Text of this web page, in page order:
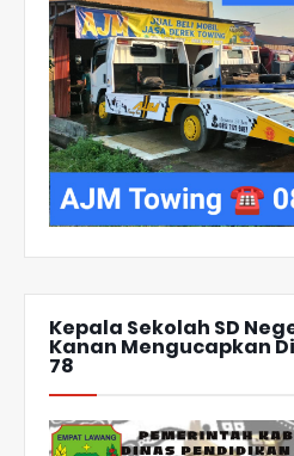
Kepala Sekolah SD
Kanan Mengucapkan
78